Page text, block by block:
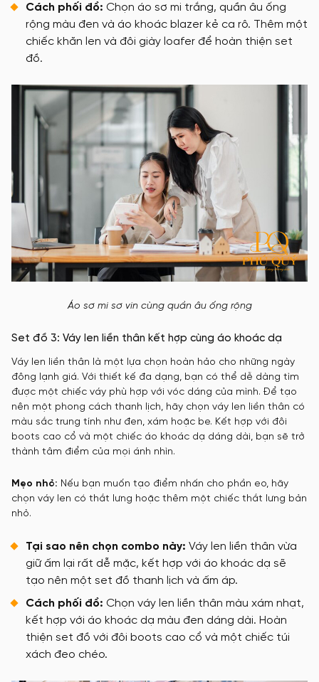
Cách phối đồ: Chọn áo sơ mi trắng, quần âu ống
rộng màu đen và áo khoác blazer kẻ ca rô. Thêm một
chiếc khăn len và đôi giày loafer để hoàn thiện set
đồ.
Áo sơ mi sơ vin cùng quần âu ống rộng
Set đồ 3: Váy len liền thân kết hợp cùng áo khoác dạ
Váy len liền thân là một lựa chọn hoàn hảo cho những ngày
đông lạnh giá. Với thiết kế đa dạng, bạn có thể dễ dàng tìm
được một chiếc váy phù hợp với vóc dáng của mình. Để tạo
nên một phong cách thanh lịch, hãy chọn váy len liền thân có
màu sắc trung tính như đen, xám hoặc be. Kết hợp với đôi
boots cao cổ và một chiếc áo khoác dạ dáng dài, bạn sẽ trở
thành tâm điểm của mọi ánh nhìn.
Mẹo nhỏ: Nếu bạn muốn tạo điểm nhấn cho phần eo, hãy
chọn váy len có thắt lưng hoặc thêm một chiếc thắt lưng bản
nhỏ.
Tại sao nên chọn combo này: Váy len liền thân vừa
giữ ấm lại rất dễ mặc, kết hợp với áo khoác dạ sẽ
tạo nên một set đồ thanh lịch và ấm áp.
Cách phối đồ: Chọn váy len liền thân màu xám nhạt,
kết hợp với áo khoác dạ màu đen dáng dài. Hoàn
thiện set đồ với đôi boots cao cổ và một chiếc túi
xách đeo chéo.